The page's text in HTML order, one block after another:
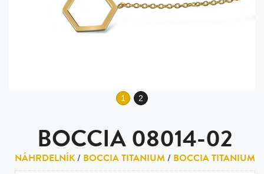
1 2
BOCCIA 08014-02
NÁHRDELNÍK/ BOCCIA TITANIUM/ BOCCIA TITANIUM